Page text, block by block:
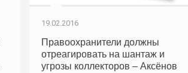
19.02.2016
Правоохранители должны
отреагировать на шантаж и
угрозы коллекторов – Аксёнов